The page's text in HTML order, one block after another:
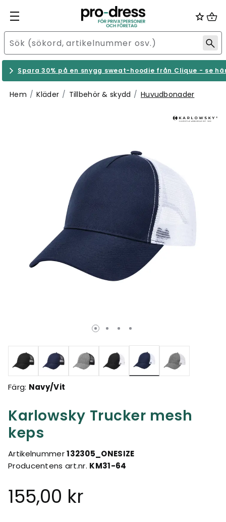
Spara 30% på en snygg sweat-hoodie från Clique - se
Hem Kläder Tillbehör & skydd Huvudbonader
Karlowsky Trucker mesh
keps
Artikelnummer132305_ONESIZE
Producentens art.nr. KM31-64
155,00 kr
Valda
Färg: Navy/Vit